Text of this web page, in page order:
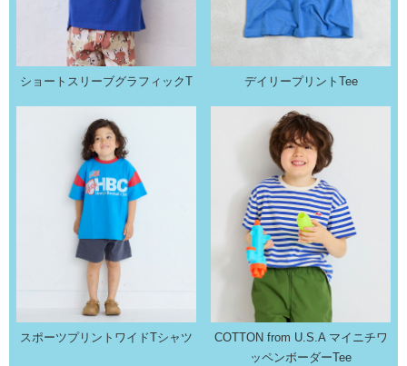
ショートスリーブグラフィックT デイリープリントTee
スポーツプリントワイドTシャツ
COTTON from U.S.A マイニチワ
ッペンボーダーTee